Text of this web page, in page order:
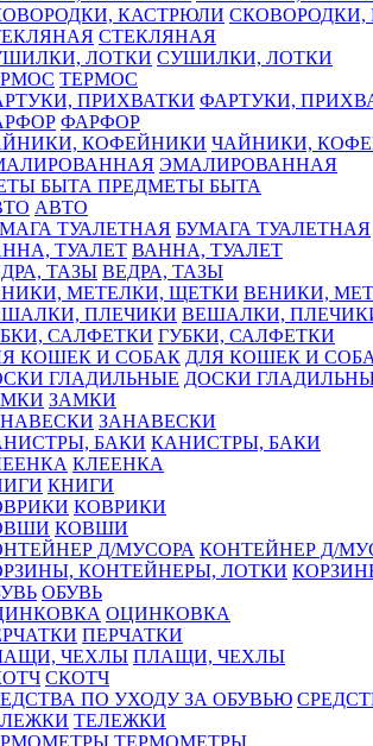
СКОВОРОДКИ,
СТЕКЛЯНАЯ
СУШИЛКИ, ЛОТКИ
ТЕРМОС
ФАРТУКИ,
ФАРФОР
ЧАЙНИКИ,
ЭМАЛИРОВАННАЯ
ПРЕДМЕТЫ БЫТА
АВТО
БУМАГА ТУАЛЕТНАЯ
ВАННА, ТУАЛЕТ
ВЕДРА, ТАЗЫ
ВЕНИКИ,
ВЕШАЛКИ,
ГУБКИ, САЛФЕТКИ
ДЛЯ КОШЕК И
ДОСКИ
ЗАМКИ
ЗАНАВЕСКИ
КАНИСТРЫ, БАКИ
КЛЕЕНКА
КНИГИ
КОВРИКИ
КОВШИ
КОНТЕЙНЕР Д/
ОБУВЬ
ОЦИНКОВКА
ПЕРЧАТКИ
ПЛАЩИ, ЧЕХЛЫ
СКОТЧ
ТЕЛЕЖКИ
ТЕРМОМЕТРЫ